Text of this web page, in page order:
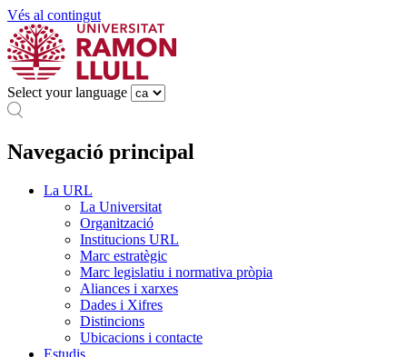
Vés al contingut
Select your language
Navegació principal
La URL
La Universitat
Organització
Institucions URL
Marc estratègic
Marc legislatiu i normativa pròpia
Aliances i xarxes
Dades i Xifres
Distincions
Ubicacions i contacte
Estudis